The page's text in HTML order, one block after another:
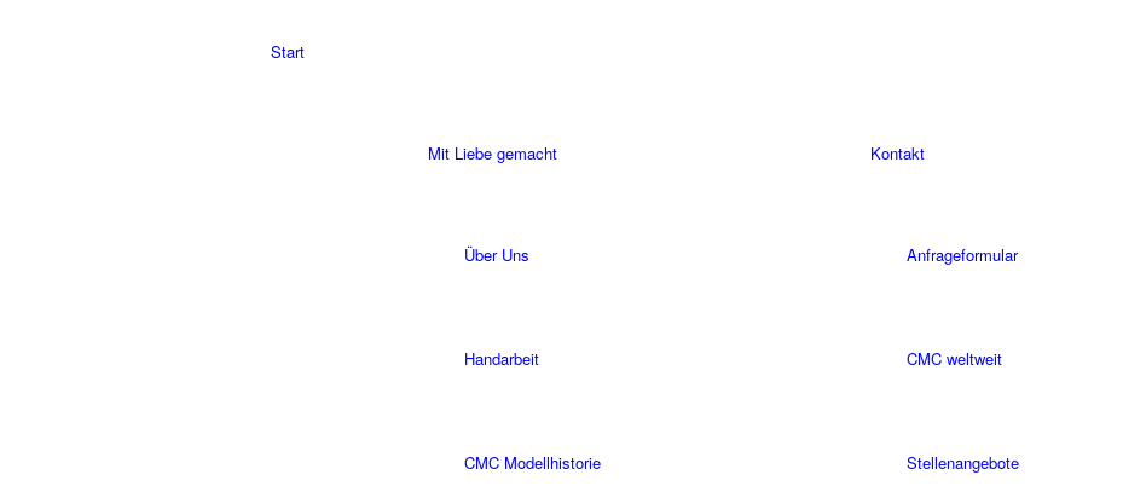
Start
Mit Liebe gemacht
Über Uns
Handarbeit
CMC Modellhistorie
Kontakt
Anfrageformular
CMC weltweit
Stellenangebote